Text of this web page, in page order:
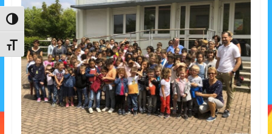
Passer en contraste élevé
Changer la taille de la police
à
p
a
r
t
i
r
d